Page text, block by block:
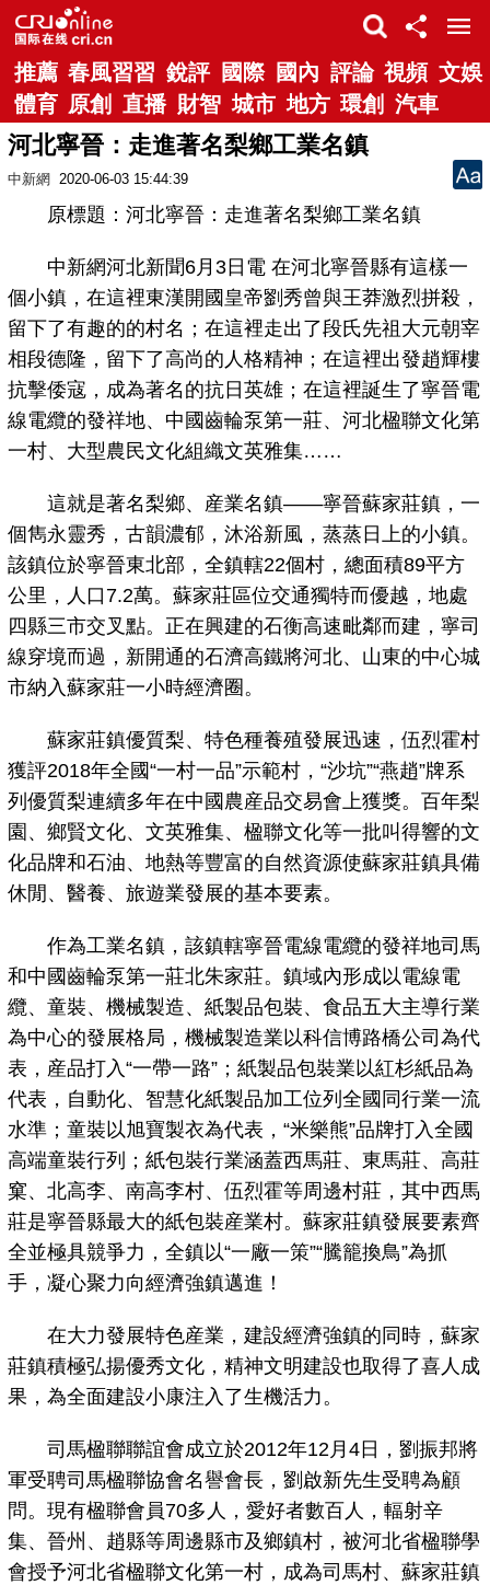
推薦 春風習習 銳評 國際 國內 評論 視頻 文娛
體育 原創 直播 財智 城市 地方 環創 汽車
河北寧晉：走進著名梨鄉工業名鎮
中新網 2020-06-03 15:44:39
原標題：河北寧晉：走進著名梨鄉工業名鎮
中新網河北新聞6月3日電 在河北寧晉縣有這樣一
個小鎮，在這裡東漢開國皇帝劉秀曾與王莽激烈拼殺，
留下了有趣的的村名；在這裡走出了段氏先祖大元朝宰
相段德隆，留下了高尚的人格精神；在這裡出發趙輝樓
抗擊倭寇，成為著名的抗日英雄；在這裡誕生了寧晉電
線電纜的發祥地、中國齒輪泵第一莊、河北楹聯文化第
一村、大型農民文化組織文英雅集……
這就是著名梨鄉、産業名鎮——寧晉蘇家莊鎮，一
個雋永靈秀，古韻濃郁，沐浴新風，蒸蒸日上的小鎮。
該鎮位於寧晉東北部，全鎮轄22個村，總面積89平方
公里，人口7.2萬。蘇家莊區位交通獨特而優越，地處
四縣三市交叉點。正在興建的石衡高速毗鄰而建，寧司
線穿境而過，新開通的石濟高鐵將河北、山東的中心城
市納入蘇家莊一小時經濟圈。
蘇家莊鎮優質梨、特色種養殖發展迅速，伍烈霍村
獲評2018年全國“一村一品”示範村，“沙坑”“燕趙”牌系
列優質梨連續多年在中國農産品交易會上獲獎。百年梨
園、鄉賢文化、文英雅集、楹聯文化等一批叫得響的文
化品牌和石油、地熱等豐富的自然資源使蘇家莊鎮具備
休閒、醫養、旅遊業發展的基本要素。
作為工業名鎮，該鎮轄寧晉電線電纜的發祥地司馬
和中國齒輪泵第一莊北朱家莊。鎮域內形成以電線電
纜、童裝、機械製造、紙製品包裝、食品五大主導行業
為中心的發展格局，機械製造業以科信博路橋公司為代
表，産品打入“一帶一路”；紙製品包裝業以紅杉紙品為
代表，自動化、智慧化紙製品加工位列全國同行業一流
水準；童裝以旭寶製衣為代表，“米樂熊”品牌打入全國
高端童裝行列；紙包裝行業涵蓋西馬莊、東馬莊、高莊
窠、北高李、南高李村、伍烈霍等周邊村莊，其中西馬
莊是寧晉縣最大的紙包裝産業村。蘇家莊鎮發展要素齊
全並極具競爭力，全鎮以“一廠一策”“騰籠換鳥”為抓
手，凝心聚力向經濟強鎮邁進！
在大力發展特色産業，建設經濟強鎮的同時，蘇家
莊鎮積極弘揚優秀文化，精神文明建設也取得了喜人成
果，為全面建設小康注入了生機活力。
司馬楹聯聯誼會成立於2012年12月4日，劉振邦將
軍受聘司馬楹聯協會名譽會長，劉啟新先生受聘為顧
問。現有楹聯會員70多人，愛好者數百人，輻射辛
集、晉州、趙縣等周邊縣市及鄉鎮村，被河北省楹聯學
會授予河北省楹聯文化第一村，成為司馬村、蘇家莊鎮